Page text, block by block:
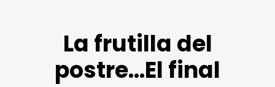
La frutilla del
postre...El final